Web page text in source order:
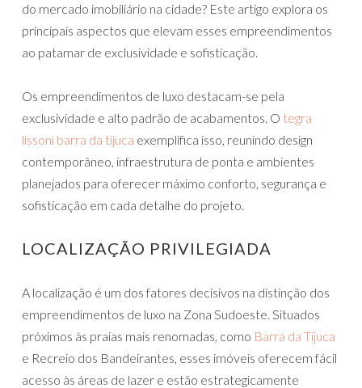
do mercado imobiliário na cidade? Este artigo explora os
principais aspectos que elevam esses empreendimentos
ao patamar de exclusividade e sofisticação.
Os empreendimentos de luxo destacam-se pela
exclusividade e alto padrão de acabamentos. O tegra
lissoni barra da tijuca exemplifica isso, reunindo design
contemporâneo, infraestrutura de ponta e ambientes
planejados para oferecer máximo conforto, segurança e
sofisticação em cada detalhe do projeto.
LOCALIZAÇÃO PRIVILEGIADA
A localização é um dos fatores decisivos na distinção dos
empreendimentos de luxo na Zona Sudoeste. Situados
próximos às praias mais renomadas, como Barra da Tijuca
e Recreio dos Bandeirantes, esses imóveis oferecem fácil
acesso às áreas de lazer e estão estrategicamente